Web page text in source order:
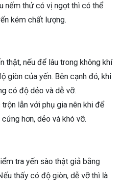
nếm thử có vị ngọt thì có thể
kém chất lượng.
thật, nếu để lâu trong không khí
giòn của yến. Bên cạnh đó, khi
có độ dẻo và dễ vỡ.
lẫn với phụ gia nên khi để
hơn, dẻo và khó vỡ.
tra yến sào thật giả bằng
thấy có độ giòn, dễ vỡ thì là